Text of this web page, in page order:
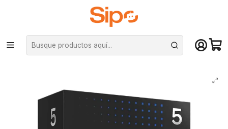
¡Compra hasta mediodía y recibe hoy! De lunes a sábado en el gran
Santiago. Envío gratis desde $29.990
Inicio Componentes PC Procesadores Intel
Procesador Intel Core Ultra 5 245KF, LGA 1851, 4.2/5.2GHz, 14Core/Hilos